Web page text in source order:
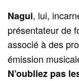
Nagui, lui,
présentateur de
associé à des
émission
N’oubliez pas